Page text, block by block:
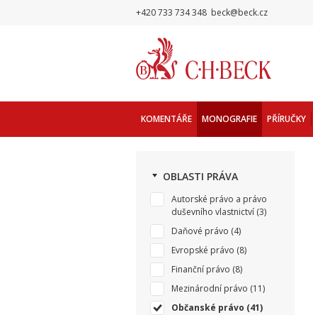
+420 733 734 348 beck@beck.cz
KOMENTÁŘE MONOGRAFIE PŘÍRUČKY
OBLASTI PRÁVA
Autorské právo a právo
duševního vlastnictví (3)
Daňové právo (4)
Evropské právo (8)
Finanční právo (8)
Mezinárodní právo (11)
Občanské právo (41)